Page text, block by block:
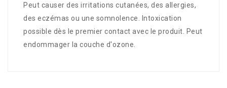
Peut causer des irritations cutanées, des allergies,
des eczémas ou une somnolence. Intoxication
possible dès le premier contact avec le produit. Peut
endommager la couche d'ozone.